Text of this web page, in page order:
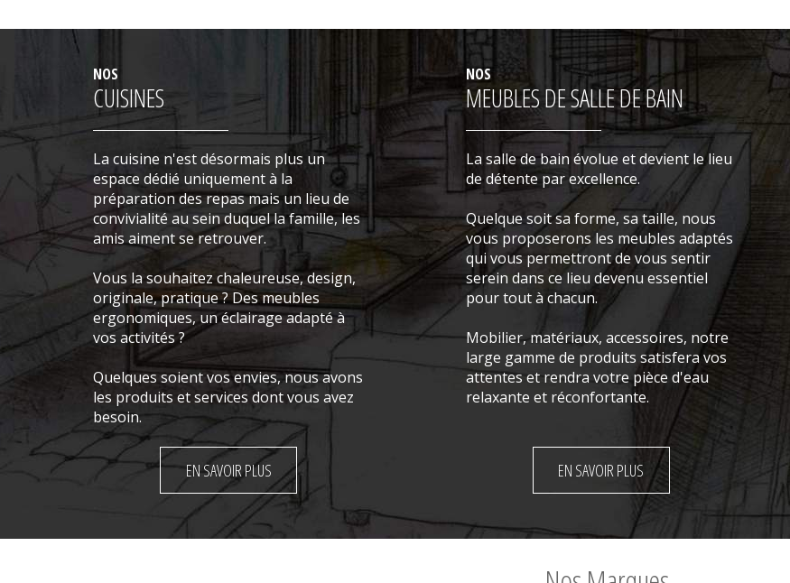
NOS
CUISINES
La cuisine n'est désormais plus un
espace dédié uniquement à la
préparation des repas mais un lieu de
convivialité au sein duquel la famille, les
amis aiment se retrouver.
Vous la souhaitez chaleureuse, design,
originale, pratique ? Des meubles
ergonomiques, un éclairage adapté à
vos activités ?
Quelques soient vos envies, nous avons
les produits et services dont vous avez
besoin.
EN SAVOIR PLUS
NOS
MEUBLES DE SALLE DE BAIN
La salle de bain évolue et devient le lieu
de détente par excellence.
Quelque soit sa forme, sa taille, nous
vous proposerons les meubles adaptés
qui vous permettront de vous sentir
serein dans ce lieu devenu essentiel
pour tout à chacun.
Mobilier, matériaux, accessoires, notre
large gamme de produits satisfera vos
attentes et rendra votre pièce d'eau
relaxante et réconfortante.
EN SAVOIR PLUS